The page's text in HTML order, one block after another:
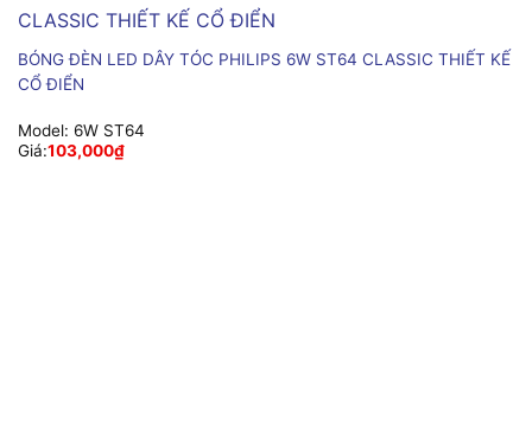
BÓNG ĐÈN LED DÂY TÓC PHILIPS 6W ST64 CLASSIC THIẾT KẾ
CỔ ĐIỂN
Model: 6W ST64
Giá:103,000₫